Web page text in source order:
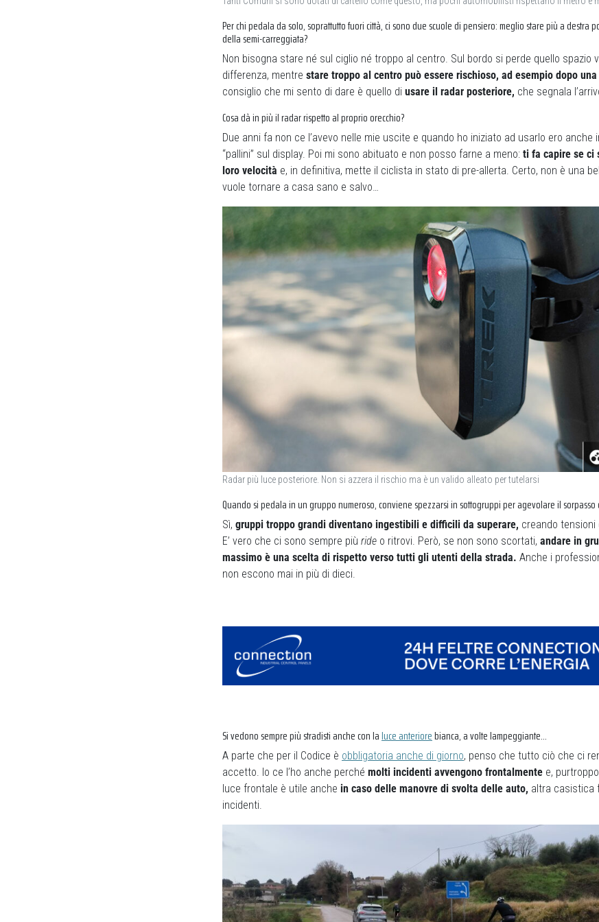
Per chi pedala da solo, soprattutto fuori città, ci sono due scuole di pensiero: meglio stare più a destra
della semi-carreggiata?
Non bisogna stare né sul ciglio né troppo al centro. Sul bordo si perde quello spazio
differenza, mentre stare troppo al centro può essere rischioso, ad esempio dopo
consiglio che mi sento di dare è quello di usare il radar posteriore, che segnala
Cosa dà in più il radar rispetto al proprio orecchio?
Due anni fa non ce l’avevo nelle mie uscite e quando ho iniziato ad usarlo ero
“pallini” sul display. Poi mi sono abituato e non posso farne a meno: ti fa capire se ci
loro velocità e, in definitiva, mette il ciclista in stato di pre-allerta. Certo, non è una
vuole tornare a casa sano e salvo…
Radar più luce posteriore. Non si azzera il rischio ma è un valido alleato per tutelarsi
Quando si pedala in un gruppo numeroso, conviene spezzarsi in sottogruppi per agevolare il
Sì, gruppi troppo grandi diventano ingestibili e difficili da superare, creando
E’ vero che ci sono sempre più ride o ritrovi. Però, se non sono scortati, andare in
massimo è una scelta di rispetto verso tutti gli utenti della strada. Anche i
non escono mai in più di dieci.
Si vedono sempre più stradisti anche con laluce anteriorebianca, a volte lampeggiante…
A parte che per il Codice è obbligatoria anche di giorno, penso che tutto ciò che ci
accetto. Io ce l’ho anche perché molti incidenti avvengono frontalmente e,
luce frontale è utile anche in caso delle manovre di svolta delle auto, altra casistica
incidenti.